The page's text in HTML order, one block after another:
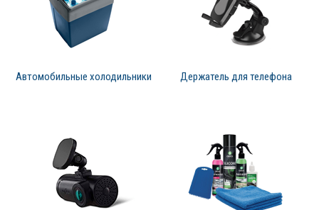
Автомобильные холодильники Держатель для телефона